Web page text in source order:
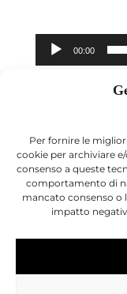
Per fornire le
cookie per archiviare
consenso a queste
comportamento di
mancato consenso o
impatto
00:00
© 2026